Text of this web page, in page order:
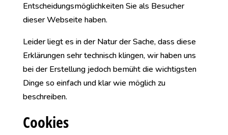
Entscheidungsmöglichkeiten Sie als Besucher
dieser Webseite haben.
Leider liegt es in der Natur der Sache, dass diese
Erklärungen sehr technisch klingen, wir haben uns
bei der Erstellung jedoch bemüht die wichtigsten
Dinge so einfach und klar wie möglich zu
beschreiben.
Cookies